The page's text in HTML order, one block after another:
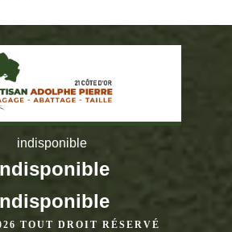
indisponible
TOUT DROIT RÉSERVÉ